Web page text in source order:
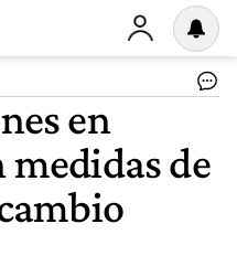
en
medidas de